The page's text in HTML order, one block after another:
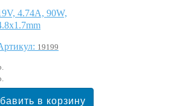
4.74A, 90W,
19199